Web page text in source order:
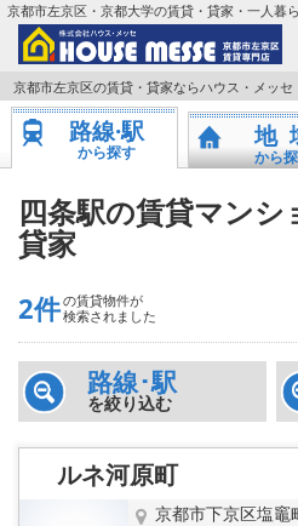
京都市左京区・京都大学の賃貸・貸家・一人暮
TOPページ
地図から検索
地域から検索
京都大学＆京都芸術大学生さんに
書類DL & 入居者さまへ
家族で住むならマンション？賃
ペット相談OKの賃貸！
京都市左京区の賃貸・貸家ならハウス・メッセ
路線·駅
から探す
地
から
四条駅の賃貸マンシ
貸家
2件の賃貸物件が
検索されました
路線･駅
を絞り込む
ルネ河原町
京都市下京区塩竈